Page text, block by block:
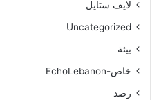
لايف ستايل
Uncategorized
بيئة
خاص-EchoLebanon
رصد